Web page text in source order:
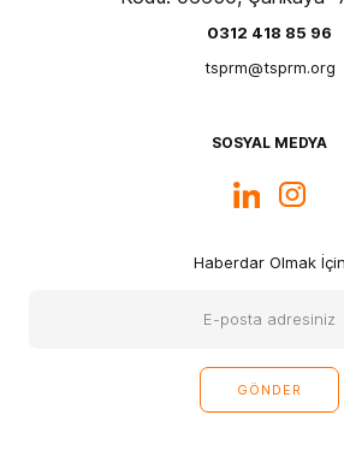
0312 418 85 96
tsprm@tsprm.org
SOSYAL MEDYA
Haberdar Olmak İçin